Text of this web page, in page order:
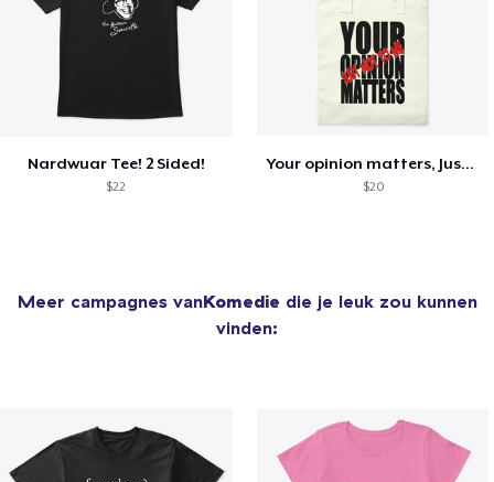
Nardwuar Tee! 2 Sided!
$22
Your opinion matters, Just not to me!
$20
Meer campagnes vanKomedie die je leuk zou kunnen
vinden: